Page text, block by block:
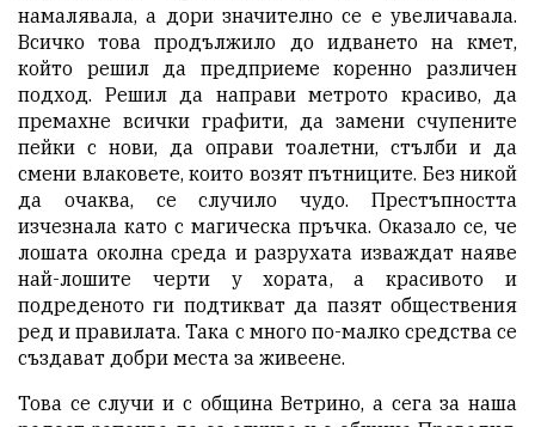
намалявала, а дори значително се е увеличавала.
Всичко това продължило до идването на кмет,
който решил да предприеме коренно различен
подход. Решил да направи метрото красиво, да
премахне всички графити, да замени счупените
пейки с нови, да оправи тоалетни, стълби и да
смени влаковете, които возят пътниците. Без никой
да очаква, се случило чудо. Престъпността
изчезнала като с магическа пръчка. Оказало се, че
лошата околна среда и разрухата изваждат наяве
най-лошите черти у хората, а красивото и
подреденото ги подтикват да пазят обществения
ред и правилата. Така с много по-малко средства се
създават добри места за живеене.
Това се случи и с община Ветрино, а сега за наша